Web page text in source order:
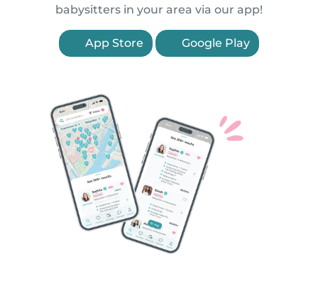
babysitters in your area via our app!
App Store Google Play